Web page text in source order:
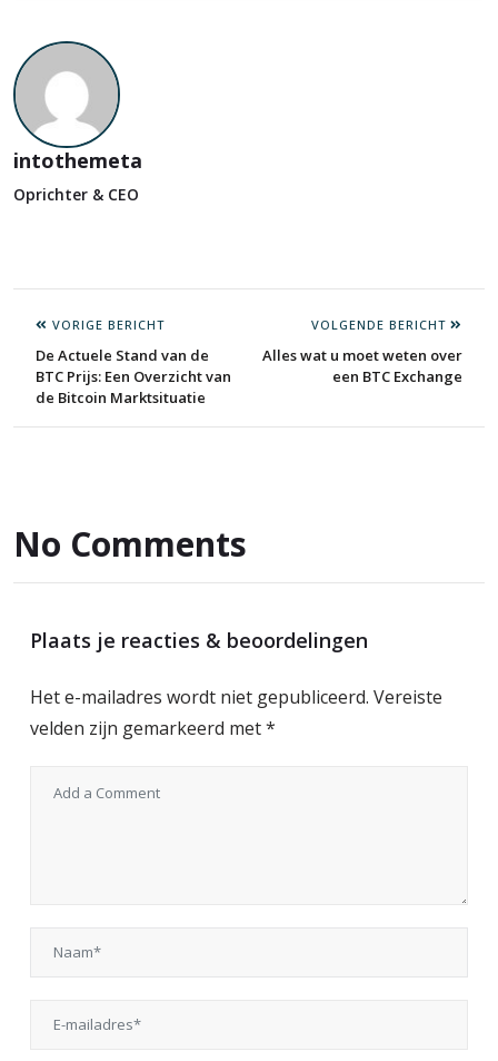
intothemeta
Oprichter & CEO
VORIGE BERICHT
De Actuele Stand van de
BTC Prijs: Een Overzicht van
de Bitcoin Marktsituatie
VOLGENDE BERICHT
Alles wat u moet weten over
een BTC Exchange
No Comments
Plaats je reacties & beoordelingen
Het e-mailadres wordt niet gepubliceerd. Vereiste
velden zijn gemarkeerd met*